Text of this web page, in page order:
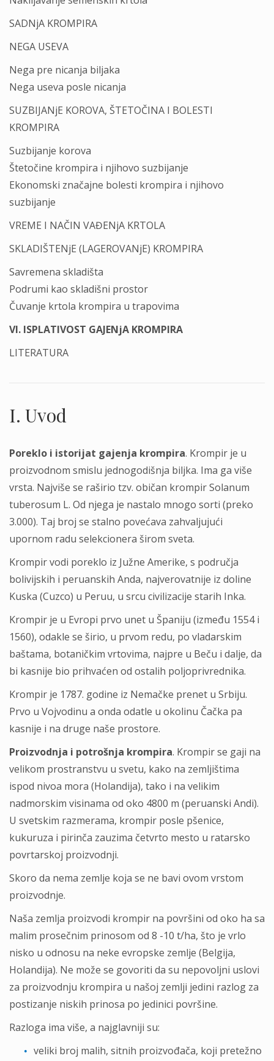
SADNјA KROMPIRA
NEGA USEVA
Nega pre nicanja biljaka
Nega useva posle nicanja
SUZBIJANјE KOROVA, ŠTETOČINA I BOLESTI
KROMPIRA
Suzbijanje korova
Štetočine krompira i njihovo suzbijanje
Ekonomski značajne bolesti krompira i njihovo
suzbijanje
VREME I NAČIN VAĐENјA KRTOLA
SKLADIŠTENјE (LAGEROVANјE) KROMPIRA
Savremena skladišta
Podrumi kao skladišni prostor
Čuvanje krtola krompira u trapovima
VI. ISPLATIVOST GAJENјA KROMPIRA
LITERATURA
I. Uvod
Poreklo i istorijat gajenјa krompira. Krompir je u
proizvodnom smislu jednogodišnja biljka. Ima ga više
vrsta. Najviše se raširio tzv. običan krompir Solanum
tuberosum L. Od njega je nastalo mnogo sorti (preko
3.000). Taj broj se stalno povećava zahvaljujući
upornom radu selekcionera širom sveta.
Krompir vodi poreklo iz Južne Amerike, s područja
bolivijskih i peruanskih Anda, najverovatnije iz doline
Kuska (Cuzco) u Peruu, u srcu civilizacije starih Inka.
Krompir je u Evropi prvo unet u Španiju (između 1554 i
1560), odakle se širio, u prvom redu, po vladarskim
baštama, botaničkim vrtovima, najpre u Beču i dalje, da
bi kasnije bio prihvaćen od ostalih poljoprivrednika.
Krompir je 1787. godine iz Nemačke prenet u Srbiju.
Prvo u Vojvodinu a onda odatle u okolinu Čačka pa
kasnije i na druge naše prostore.
Proizvodnјa i potrošnјa krompira. Krompir se gaji na
velikom prostranstvu u svetu, kako na zemljištima
ispod nivoa mora (Holandija), tako i na velikim
nadmorskim visinama od oko 4800 m (peruanski Andi).
U svetskim razmerama, krompir posle pšenice,
kukuruza i pirinča zauzima četvrto mesto u ratarsko
povrtarskoj proizvodnji.
Skoro da nema zemlje koja se ne bavi ovom vrstom
proizvodnje.
Naša zemlja proizvodi krompir na površini od oko ha sa
malim prosečnim prinosom od 8 -10 t/ha, što je vrlo
nisko u odnosu na neke evropske zemlje (Belgija,
Holandija). Ne može se govoriti da su nepovoljni uslovi
za proizvodnju krompira u našoj zemlji jedini razlog za
postizanje niskih prinosa po jedinici površine.
Razloga ima više, a najglavniji su:
veliki broj malih, sitnih proizvođača, koji pretežno